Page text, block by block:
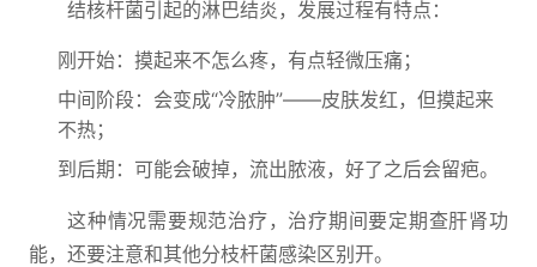
结核杆菌引起的淋巴结炎，发展过程有特点：
刚开始：摸起来不怎么疼，有点轻微压痛；
中间阶段：会变成“冷脓肿”——皮肤发红，但摸起来
不热；
到后期：可能会破掉，流出脓液，好了之后会留疤。
这种情况需要规范治疗，治疗期间要定期查肝肾功
能，还要注意和其他分枝杆菌感染区别开。